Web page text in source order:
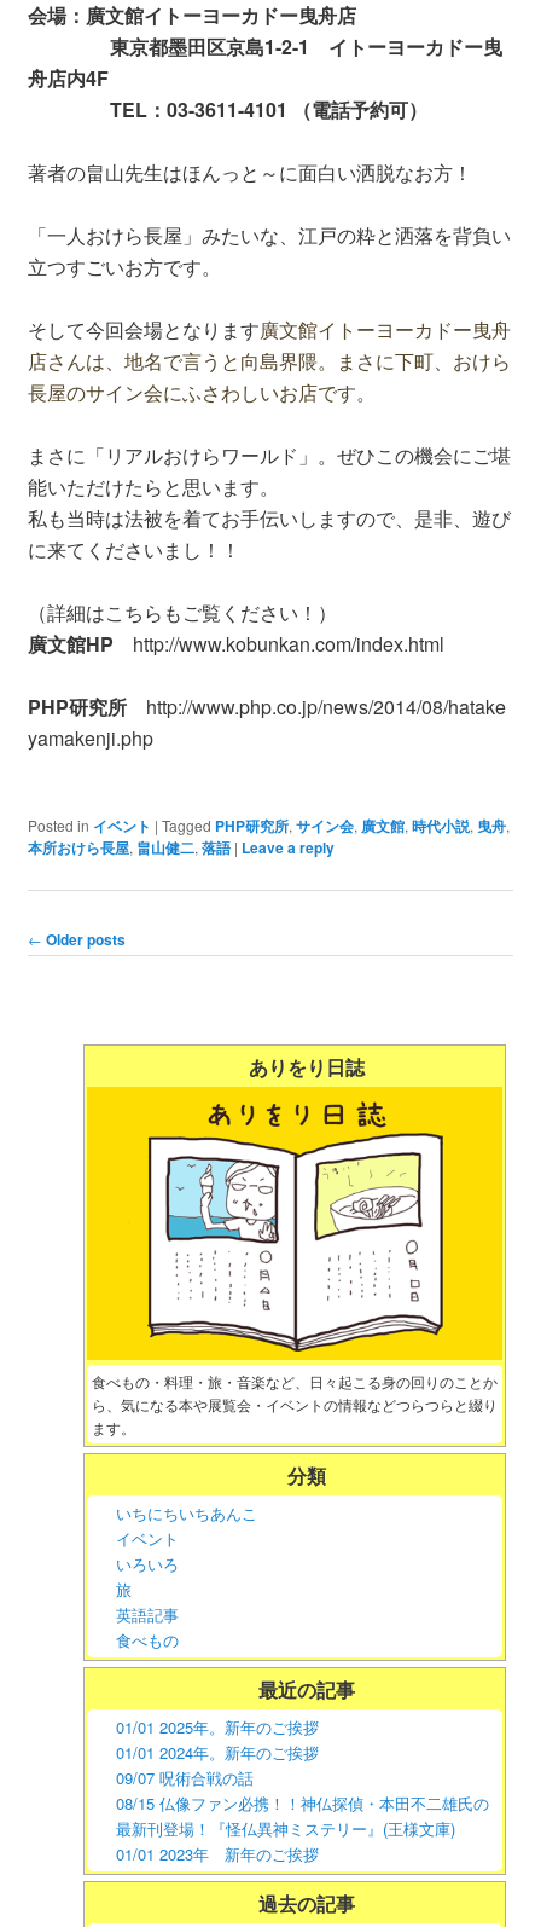
会場：廣文館イトーヨーカドー曳舟店
東京都墨田区京島1-2-1 イトーヨーカドー曳
舟店内4F
TEL：03-3611-4101 （電話予約可）
著者の畠山先生はほんっと～に面白い洒脱なお方！
「一人おけら長屋」みたいな、江戸の粋と洒落を背負い
立つすごいお方です。
そして今回会場となります廣文館イトーヨーカドー曳舟
店さんは、地名で言うと向島界隈。まさに下町、おけら
長屋のサイン会にふさわしいお店です。
まさに「リアルおけらワールド」。ぜひこの機会にご堪
能いただけたらと思います。
私も当時は法被を着てお手伝いしますので、是非、遊び
に来てくださいまし！！
（詳細はこちらもご覧ください！）
廣文館HP http://www.kobunkan.com/index.html
PHP研究所http://www.php.co.jp/news/2014/08/hatake
yamakenji.php
Posted in イベント | Tagged PHP研究所, サイン会, 廣文館, 時代小説, 曳舟,
本所おけら長屋, 畠山健二, 落語 | Leave a reply
Post navigation
← Older posts
ありをり日誌
食べもの・料理・旅・音楽など、日々起こる身の回りのことか
ら、気になる本や展覧会・イベントの情報などつらつらと綴り
ます。
分類
いちにちいちあんこ
イベント
いろいろ
旅
英語記事
食べもの
最近の記事
01/01 2025年。新年のご挨拶
01/01 2024年。新年のご挨拶
09/07 呪術合戦の話
08/15 仏像ファン必携！！神仏探偵・本田不二雄氏の
最新刊登場！『怪仏異神ミステリー』(王様文庫)
01/01 2023年 新年のご挨拶
過去の記事